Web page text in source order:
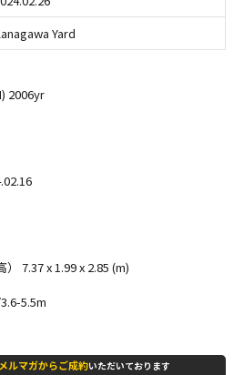
Yard
2006yr
7.37 x 1.99 x 2.85 (m)
5.5m
メルマガからご成約いただいております